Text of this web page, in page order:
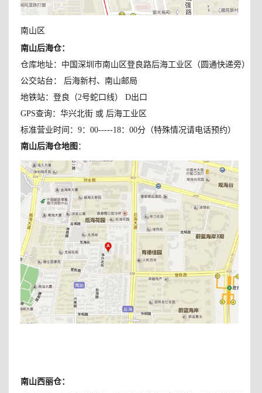
南山区
南山后海仓：
仓库地址：中国深圳市南山区登良路后海工业区（圆通快递旁）
公交站台： 后海新村、南山邮局
地铁站：登良（2号蛇口线） D出口
GPS查询：华兴北街 或 后海工业区
标准营业时间：9：00-----18：00分（特殊情况请电话预约）
南山后海仓地图 ：
南山西丽仓：